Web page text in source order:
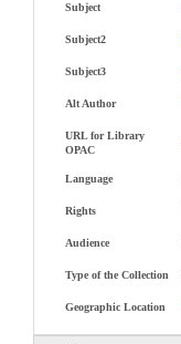
Subject
Subject2
Subject3
Alt Author
URL for Library
OPAC
Language
Rights
Audience
Type of the Collection
Geographic Location